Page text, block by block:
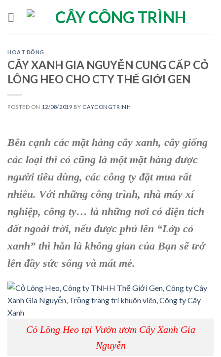
HOẠT ĐỘNG
CÂY XANH GIA NGUYỄN CUNG CẤP CỎ
LÔNG HEO CHO CTY THẾ GIỚI GEN
POSTED ON 12/08/2019 BY CAYCONGTRINH
Bên cạnh các mặt hàng cây xanh, cây giống
các loại thì cỏ cũng là một mặt hàng được
người tiêu dùng, các công ty đặt mua rất
nhiều. Với những công trình, nhà máy xí
nghiệp, công ty… là những nơi có diện tích
đất ngoài trời, nếu được phủ lên “Lớp cỏ
xanh” thì hẳn là không gian của Bạn sẽ trở
lên đầy sức sống và mát mẻ.
Cỏ Lông Heo tại Vườn ươm Cây Xanh Gia
Nguyễn